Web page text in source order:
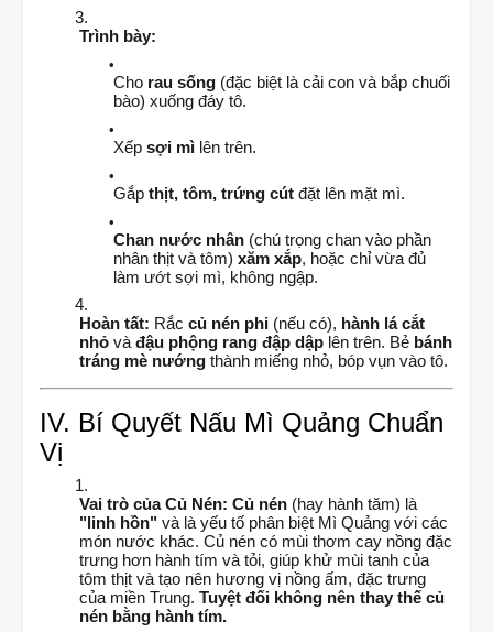
Trình bày:
Cho rau sống (đặc biệt là cải con và bắp chuối
bào) xuống đáy tô.
Xếp sợi mì lên trên.
Gắp thịt, tôm, trứng cút đặt lên mặt mì.
Chan nước nhân (chú trọng chan vào phần
nhân thịt và tôm) xăm xắp, hoặc chỉ vừa đủ
làm ướt sợi mì, không ngập.
Hoàn tất: Rắc củ nén phi (nếu có), hành lá cắt
nhỏ và đậu phộng rang đập dập lên trên. Bẻ bánh
tráng mè nướng thành miếng nhỏ, bóp vụn vào tô.
IV. Bí Quyết Nấu Mì Quảng Chuẩn
Vị
Vai trò của Củ Nén: Củ nén (hay hành tăm) là
"linh hồn" và là yếu tố phân biệt Mì Quảng với các
món nước khác. Củ nén có mùi thơm cay nồng đặc
trưng hơn hành tím và tỏi, giúp khử mùi tanh của
tôm thịt và tạo nên hương vị nồng ấm, đặc trưng
của miền Trung. Tuyệt đối không nên thay thế củ
nén bằng hành tím.